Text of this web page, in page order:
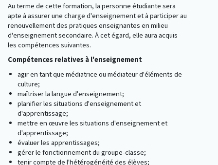
Au terme de cette formation, la personne étudiante sera
apte à assurer une charge d'enseignement et à participer au
renouvellement des pratiques enseignantes en milieu
d'enseignement secondaire. À cet égard, elle aura acquis
les compétences suivantes.
Compétences relatives à l'enseignement
agir en tant que médiatrice ou médiateur d'éléments de
culture;
maîtriser la langue d'enseignement;
planifier les situations d'enseignement et
d'apprentissage;
mettre en œuvre les situations d'enseignement et
d'apprentissage;
évaluer les apprentissages;
gérer le fonctionnement du groupe-classe;
tenir compte de l'hétérogénéité des élèves;